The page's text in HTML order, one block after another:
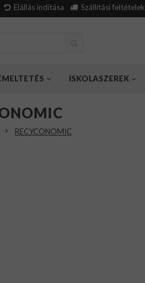
Elállás indítása Szállítási feltételek
ISKOLASZEREK
RECYCONOMIC